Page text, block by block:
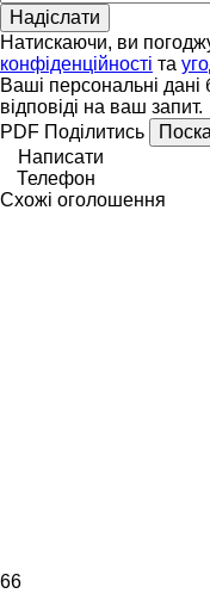
Натискаючи, ви
конфіденційності та
Ваші персональні
відповіді на ваш запит.
PDF Поділитись
Написати
Телефон
Схожі оголошення
66